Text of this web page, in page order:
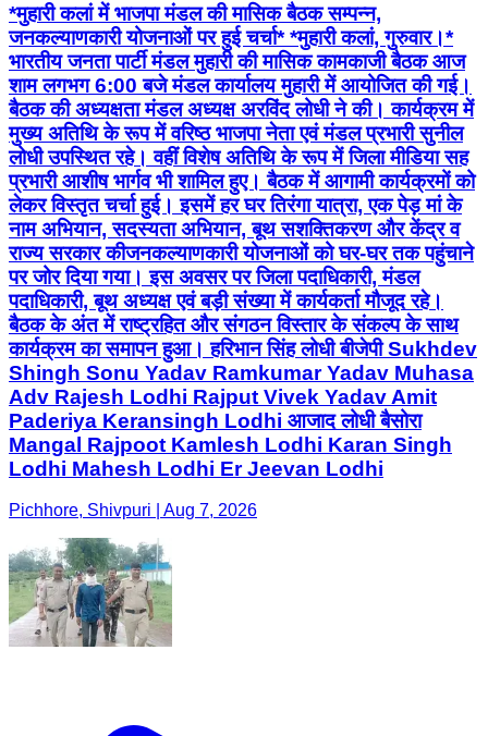
*मुहारी कलां में भाजपा मंडल की मासिक बैठक सम्पन्न,
जनकल्याणकारी योजनाओं पर हुई चर्चा* *मुहारी कलां, गुरुवार।*
भारतीय जनता पार्टी मंडल मुहारी की मासिक कामकाजी बैठक आज
शाम लगभग 6:00 बजे मंडल कार्यालय मुहारी में आयोजित की गई।
बैठक की अध्यक्षता मंडल अध्यक्ष अरविंद लोधी ने की। कार्यक्रम में
मुख्य अतिथि के रूप में वरिष्ठ भाजपा नेता एवं मंडल प्रभारी सुनील
लोधी उपस्थित रहे। वहीं विशेष अतिथि के रूप में जिला मीडिया सह
प्रभारी आशीष भार्गव भी शामिल हुए। बैठक में आगामी कार्यक्रमों को
लेकर विस्तृत चर्चा हुई। इसमें हर घर तिरंगा यात्रा, एक पेड़ मां के
नाम अभियान, सदस्यता अभियान, बूथ सशक्तिकरण और केंद्र व
राज्य सरकार कीजनकल्याणकारी योजनाओं को घर-घर तक पहुंचाने
पर जोर दिया गया। इस अवसर पर जिला पदाधिकारी, मंडल
पदाधिकारी, बूथ अध्यक्ष एवं बड़ी संख्या में कार्यकर्ता मौजूद रहे।
बैठक के अंत में राष्ट्रहित और संगठन विस्तार के संकल्प के साथ
कार्यक्रम का समापन हुआ। हरिभान सिंह लोधी बीजेपी Sukhdev
Shingh Sonu Yadav Ramkumar Yadav Muhasa
Adv Rajesh Lodhi Rajput Vivek Yadav Amit
Paderiya Keransingh Lodhi आजाद लोधी बैसोरा
Mangal Rajpoot Kamlesh Lodhi Karan Singh
Lodhi Mahesh Lodhi Er Jeevan Lodhi
Pichhore, Shivpuri | Aug 7, 2026